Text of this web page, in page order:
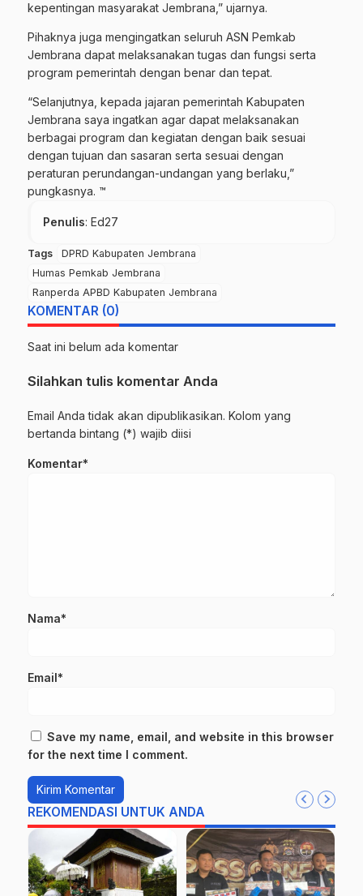
kepentingan masyarakat Jembrana,” ujarnya.
Pihaknya juga mengingatkan seluruh ASN Pemkab
Jembrana dapat melaksanakan tugas dan fungsi serta
program pemerintah dengan benar dan tepat.
“Selanjutnya, kepada jajaran pemerintah Kabupaten
Jembrana saya ingatkan agar dapat melaksanakan
berbagai program dan kegiatan dengan baik sesuai
dengan tujuan dan sasaran serta sesuai dengan
peraturan perundangan-undangan yang berlaku,”
pungkasnya. ™
Penulis: Ed27
Tags
DPRD Kabupaten Jembrana
Humas Pemkab Jembrana
Ranperda APBD Kabupaten Jembrana
KOMENTAR (0)
Saat ini belum ada komentar
Silahkan tulis komentar Anda
Email Anda tidak akan dipublikasikan. Kolom yang
bertanda bintang (*) wajib diisi
Komentar*
Nama*
Email*
Save my name, email, and website in this browser
for the next time I comment.
REKOMENDASI UNTUK ANDA